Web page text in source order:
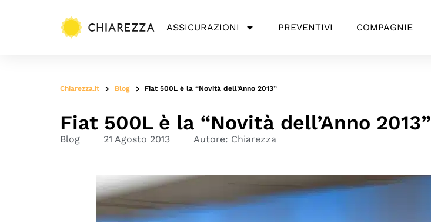
ASSICURAZIONI PREVENTIVI COMPAGNIE
Chiarezza.it Blog Fiat 500L è la “Novità dell’Anno 2013”
Fiat 500L è la “Novità dell’Anno 2013”
Blog 21 Agosto 2013 Autore: Chiarezza